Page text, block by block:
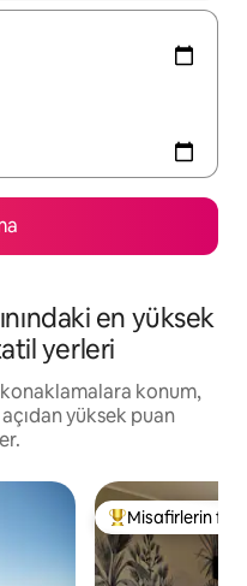
en yüksek
yerleri
konum,
yüksek puan
arasındaMisafirlerin
Misafirlerin